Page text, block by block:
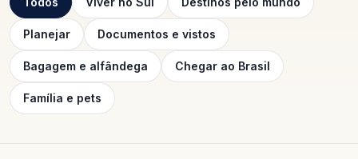
Planejar Documentos e vistos
Bagagem e alfândega Chegar ao Brasil
Família e pets